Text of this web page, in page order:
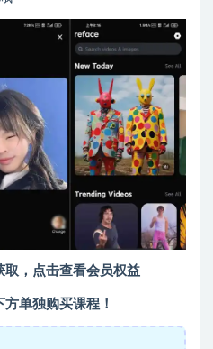
取，点击查看会员权益
单独购买课程！